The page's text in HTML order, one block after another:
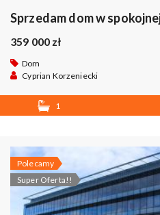
359 000 zł
Dom
Cyprian Korzeniecki
1
Polecamy
Super Oferta!!